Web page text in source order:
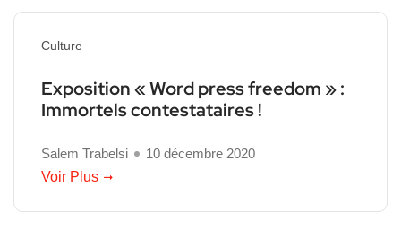
Culture
Exposition « Word press freedom » :
Immortels contestataires !
Salem Trabelsi
10 décembre 2020
Voir Plus